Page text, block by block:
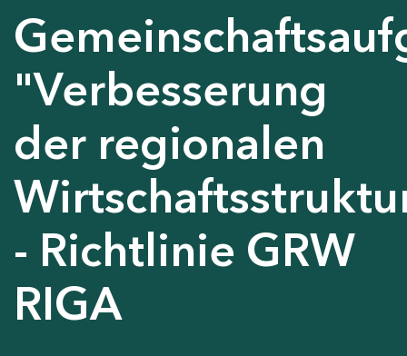
"Verbesserung
der regionalen
- Richtlinie GRW
RIGA